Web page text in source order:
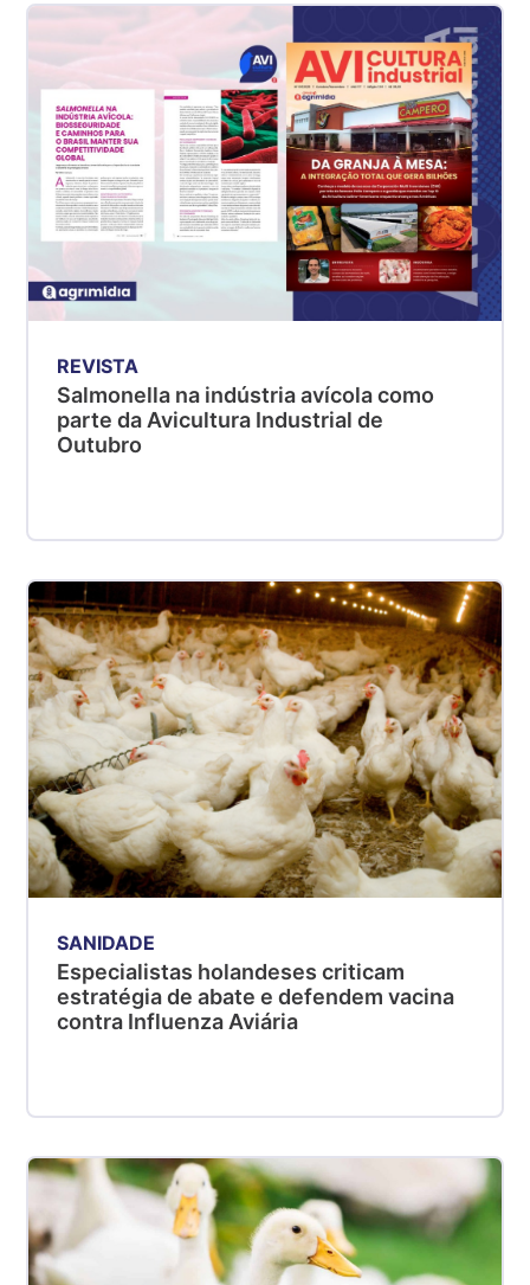
REVISTA
Salmonella na indústria avícola como
parte da Avicultura Industrial de
Outubro
SANIDADE
Especialistas holandeses criticam
estratégia de abate e defendem vacina
contra Influenza Aviária